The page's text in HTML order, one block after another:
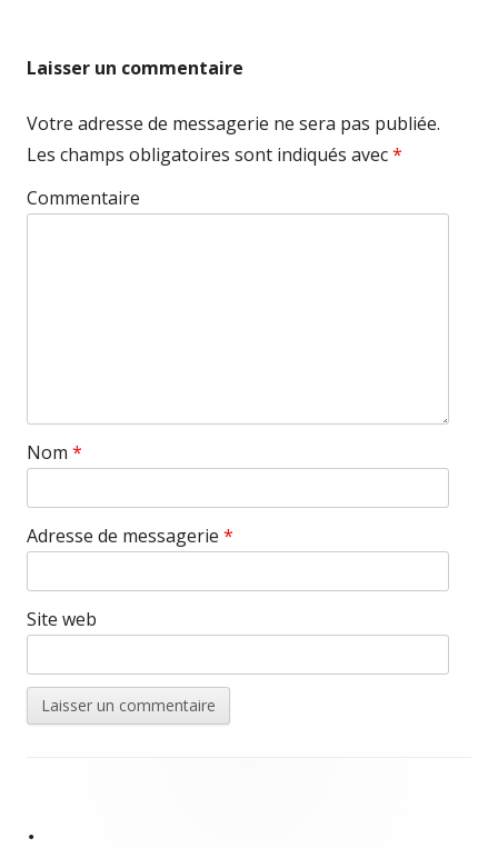
Laisser un commentaire
Votre adresse de messagerie ne sera pas publiée.
Les champs obligatoires sont indiqués avec*
Commentaire
Nom *
Adresse de messagerie *
Site web
•